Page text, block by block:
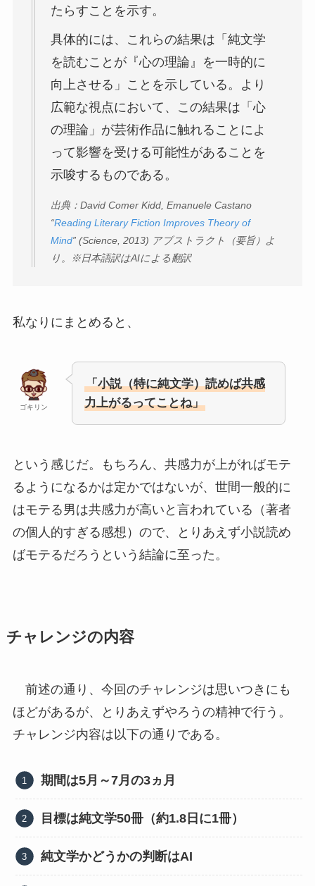
たらすことを示す。
具体的には、これらの結果は「純文学
を読むことが『心の理論』を一時的に
向上させる」ことを示している。より
広範な視点において、この結果は「心
の理論」が芸術作品に触れることによ
って影響を受ける可能性があることを
示唆するものである。
出典：David Comer Kidd, Emanuele Castano
“Reading Literary Fiction Improves Theory of
Mind” (Science, 2013) アブストラクト（要旨）よ
り。※日本語訳はAIによる翻訳
私なりにまとめると、
ゴキリン
「小説（特に純文学）読めば共感
力上がるってことね」
という感じだ。もちろん、共感力が上がればモテ
るようになるかは定かではないが、世間一般的に
はモテる男は共感力が高いと言われている（著者
の個人的すぎる感想）ので、とりあえず小説読め
ばモテるだろうという結論に至った。
チャレンジの内容
前述の通り、今回のチャレンジは思いつきにも
ほどがあるが、とりあえずやろうの精神で行う。
チャレンジ内容は以下の通りである。
期間は5月～7月の3ヵ月
目標は純文学50冊（約1.8日に1冊）
純文学かどうかの判断はAI